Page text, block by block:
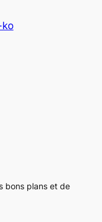
bons plans et de